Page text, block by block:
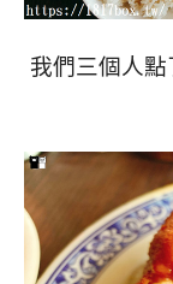
我們三個人